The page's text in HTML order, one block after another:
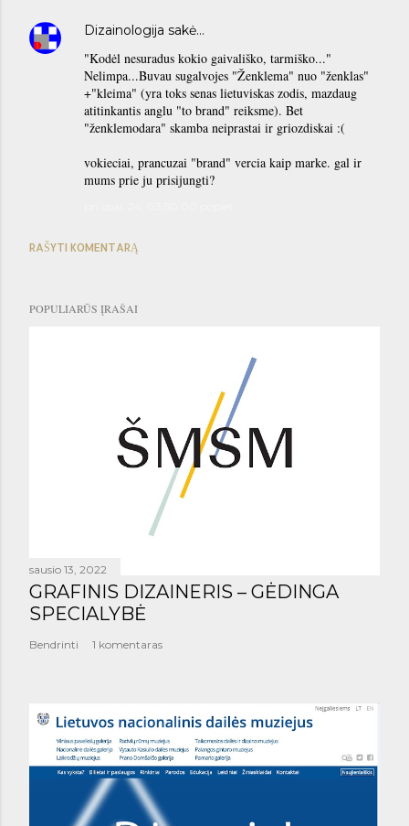
Dizainologija sakė…
"Kodėl nesuradus kokio gaivališko, tarmiško..."
Nelimpa...Buvau sugalvojes "Ženklema" nuo "ženklas"
+"kleima" (yra toks senas lietuviskas zodis, mazdaug
atitinkantis anglu "to brand" reiksme). Bet
"ženklemodara" skamba neiprastai ir griozdiskai :(
vokieciai, prancuzai "brand" vercia kaip marke. gal ir
mums prie ju prisijungti?
RAŠYTI KOMENTARĄ
POPULIARŪS ĮRAŠAI
sausio 13, 2022
GRAFINIS DIZAINERIS – GĖDINGA
SPECIALYBĖ
Bendrinti 1 komentaras